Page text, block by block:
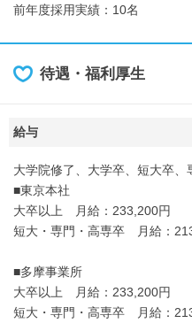
前年度採用実績：10名
待遇・福利厚生
給与
大学院修了、大学卒、短大卒
■東京本社
大卒以上 月給：233,200円
短大・専門・高専卒 月給：
■多摩事業所
大卒以上 月給：233,200円
短大・専門・高専卒 月給：